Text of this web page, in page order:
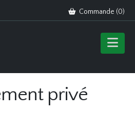
Commande (0)
privé